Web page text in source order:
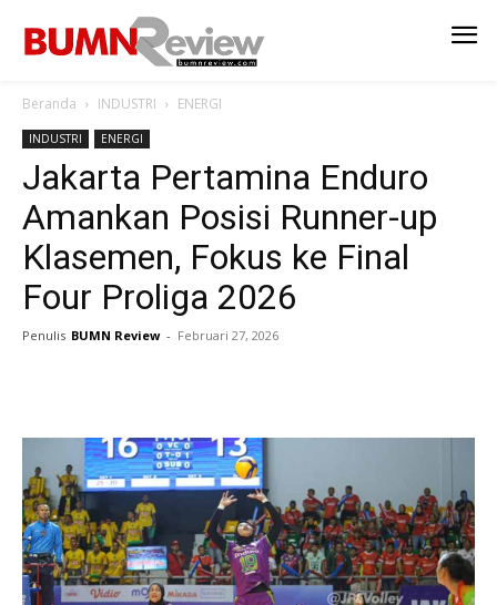
Beranda INDUSTRI ENERGI
INDUSTRI ENERGI
Jakarta Pertamina Enduro
Amankan Posisi Runner-up
Klasemen, Fokus ke Final
Four Proliga 2026
Penulis BUMN Review - Februari 27, 2026